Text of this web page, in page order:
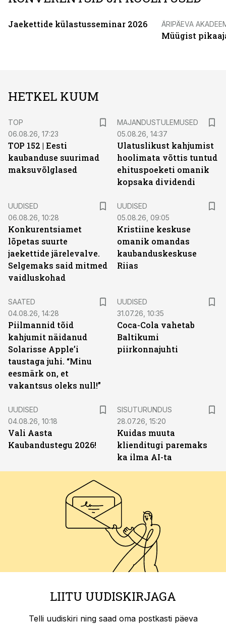
Jaekettide külastusseminar 2026 ÄRIPÄEVA
Müügist
HETKEL KUUM
TOP
06.08.26, 17:23
TOP 152 | Eesti
kaubanduse suurimad
maksuvõlglased
MAJANDUSTULEMUSED
05.08.26, 14:37
Ulatuslikust kahjumist
hoolimata võttis tuntud
ehituspoeketi omanik
kopsaka dividendi
UUDISED
06.08.26, 10:28
Konkurentsiamet
lõpetas suurte
jaekettide järelevalve.
Selgemaks said mitmed
vaidluskohad
UUDISED
05.08.26, 09:05
Kristiine keskuse
omanik omandas
kaubanduskeskuse
Riias
SAATED
04.08.26, 14:28
Piilmannid tõid
kahjumit näidanud
Solarisse Apple’i
taustaga juhi. “Minu
eesmärk on, et
vakantsus oleks null!”
UUDISED
31.07.26, 10:35
Coca-Cola vahetab
Baltikumi
piirkonnajuhti
UUDISED
04.08.26, 10:18
Vali Aasta
Kaubandustegu 2026!
SISUTURUNDUS
28.07.26, 15:20
Kuidas muuta
klienditugi paremaks
ka ilma AI-ta
LIITU UUDISKIRJAGA
Telli uudiskiri ning saad oma postkasti päeva